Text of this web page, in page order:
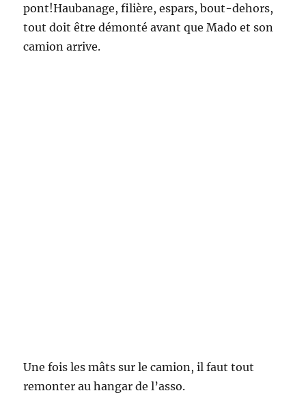
pont!Haubanage, filière, espars, bout-dehors,
tout doit être démonté avant que Mado et son
camion arrive.
Une fois les mâts sur le camion, il faut tout
remonter au hangar de l’asso.